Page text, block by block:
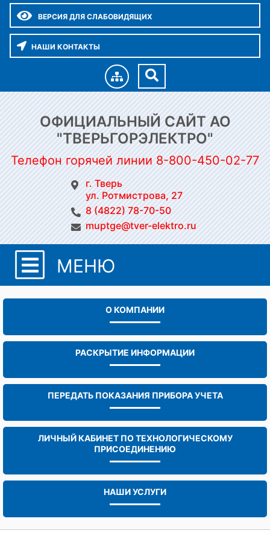
ВЕРСИЯ ДЛЯ СЛАБОВИДЯЩИХ
НАШИ КОНТАКТЫ
ОФИЦИАЛЬНЫЙ САЙТ АО
"ТВЕРЬГОРЭЛЕКТРО"
Телефон горячей линии 8-800-450-02-77
г. Тверь
ул. Ротмистрова, 27
8 (4822) 78-70-50
muptge@tver-elektro.ru
МЕНЮ
О КОМПАНИИ
РАСКРЫТИЕ ИНФОРМАЦИИ
ПЕРЕДАТЬ ПОКАЗАНИЯ ПРИБОРА УЧЕТА
ЛИЧНЫЙ КАБИНЕТ ПО ТЕХНОЛОГИЧЕСКОМУ
ПРИСОЕДИНЕНИЮ
НАШИ УСЛУГИ